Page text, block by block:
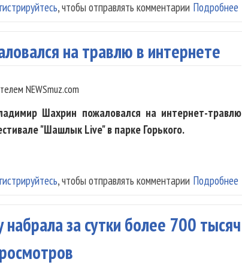
Подробнее
, чтобы отправлять комментарии
на травлю в интернете
NEWSmuz.com
Шахрин пожаловался на интернет-травлю
"Шашлык Live" в парке Горького.
Подробнее
, чтобы отправлять комментарии
за сутки более 700 тысяч